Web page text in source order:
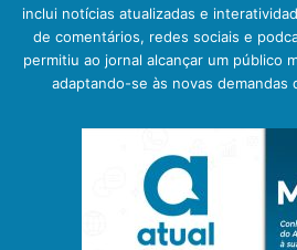
inclui notícias atualizadas e
de comentários, redes sociais e
permitiu ao jornal alcançar um público
adaptando-se às novas demandas